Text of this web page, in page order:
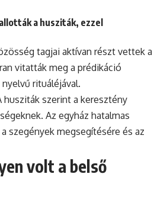
a husziták, ezzel
tagjai aktívan részt vettek a
vitatták meg a prédikáció
rituáléjával.
szerint a keresztény
Az egyház hatalmas
szegények megsegítésére és az
volt a belső